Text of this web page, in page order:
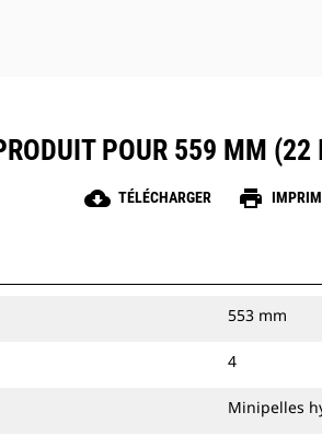
POUR 559 MM
cloud_download TÉLÉCHARGER print
553 mm
4
Minipelles